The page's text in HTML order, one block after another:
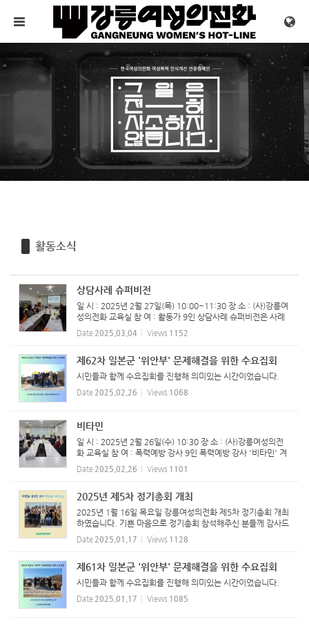
메뉴 건너뛰기
활동소식
상담사례 슈퍼비전
일 시 : 2025년 2월 27일(목) 10:00~11:30 장 소 : (사)강릉여
성의전화 교육실 참 여 : 활동가 9인 상담사례 슈퍼비전은 사례
관리의 효율적 수행과 상담자의 역량강화를 위해 매월 진행하고
있습니다.
Date 2025.03.04 Views 1152
제62차 일본군 '위안부' 문제해결을 위한 수요집회
시민들과 함께 수요집회를 진행해 의미있는 시간이었습니다.
Date 2025.02.26 Views 1068
비타민
일 시 : 2025년 2월 26일(수) 10:30 장 소 : (사)강릉여성의전
화 교육실 참 여 : 폭력예방 강사 9인 폭력예방 강사 '비타민' 겨
울방학을 지내고 금일 개학을 하였습니다. 오랜만에 만난 강사
들은 근황을 함께 나누었고, 강릉여성의전화는 신입 강사 발...
Date 2025.02.26 Views 1101
2025년 제5차 정기총회 개최
2025년 1월 16일 목요일 강릉여성의전화 제5차 정기총회 개최
하였습니다. 기쁜 마음으로 정기총회 참석해주신 분들께 감사드
립니다. 2025년에도 강릉여성의전화는 폭력 없는 세상. 성평등
한 세상이 되도록 멈추지 않고 달려가겠습니다.
Date 2025.01.17 Views 1128
제61차 일본군 '위안부' 문제해결을 위한 수요집회
시민들과 함께 수요집회를 진행해 의미있는 시간이었습니다.
Date 2025.01.17 Views 1085